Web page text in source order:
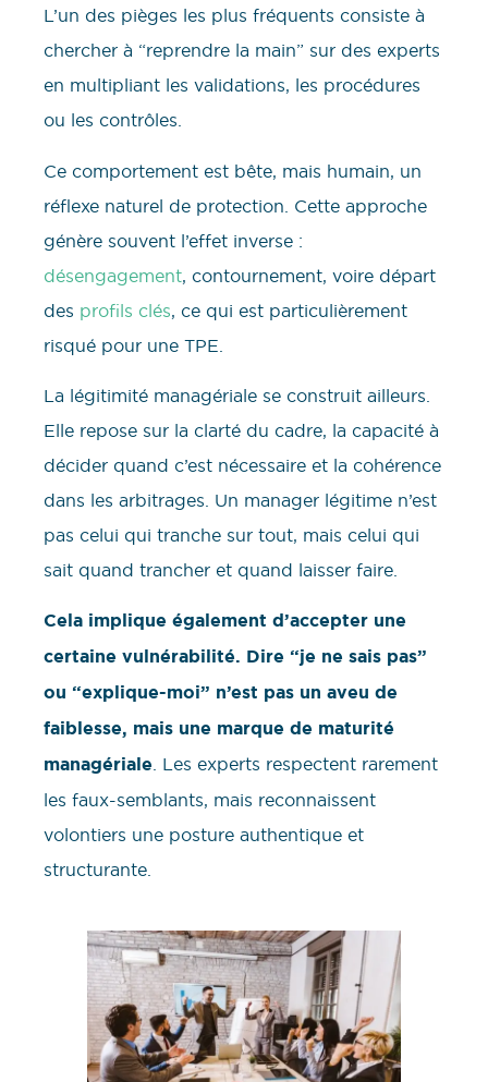
L’un des pièges les plus fréquents consiste à
chercher à “reprendre la main” sur des experts
en multipliant les validations, les procédures
ou les contrôles.
Ce comportement est bête, mais humain, un
réflexe naturel de protection. Cette approche
génère souvent l’effet inverse :
désengagement, contournement, voire départ
des profils clés, ce qui est particulièrement
risqué pour une TPE.
La légitimité managériale se construit ailleurs.
Elle repose sur la clarté du cadre, la capacité à
décider quand c’est nécessaire et la cohérence
dans les arbitrages. Un manager légitime n’est
pas celui qui tranche sur tout, mais celui qui
sait quand trancher et quand laisser faire.
Cela implique également d’accepter une
certaine vulnérabilité. Dire “je ne sais pas”
ou “explique-moi” n’est pas un aveu de
faiblesse, mais une marque de maturité
managériale. Les experts respectent rarement
les faux-semblants, mais reconnaissent
volontiers une posture authentique et
structurante.